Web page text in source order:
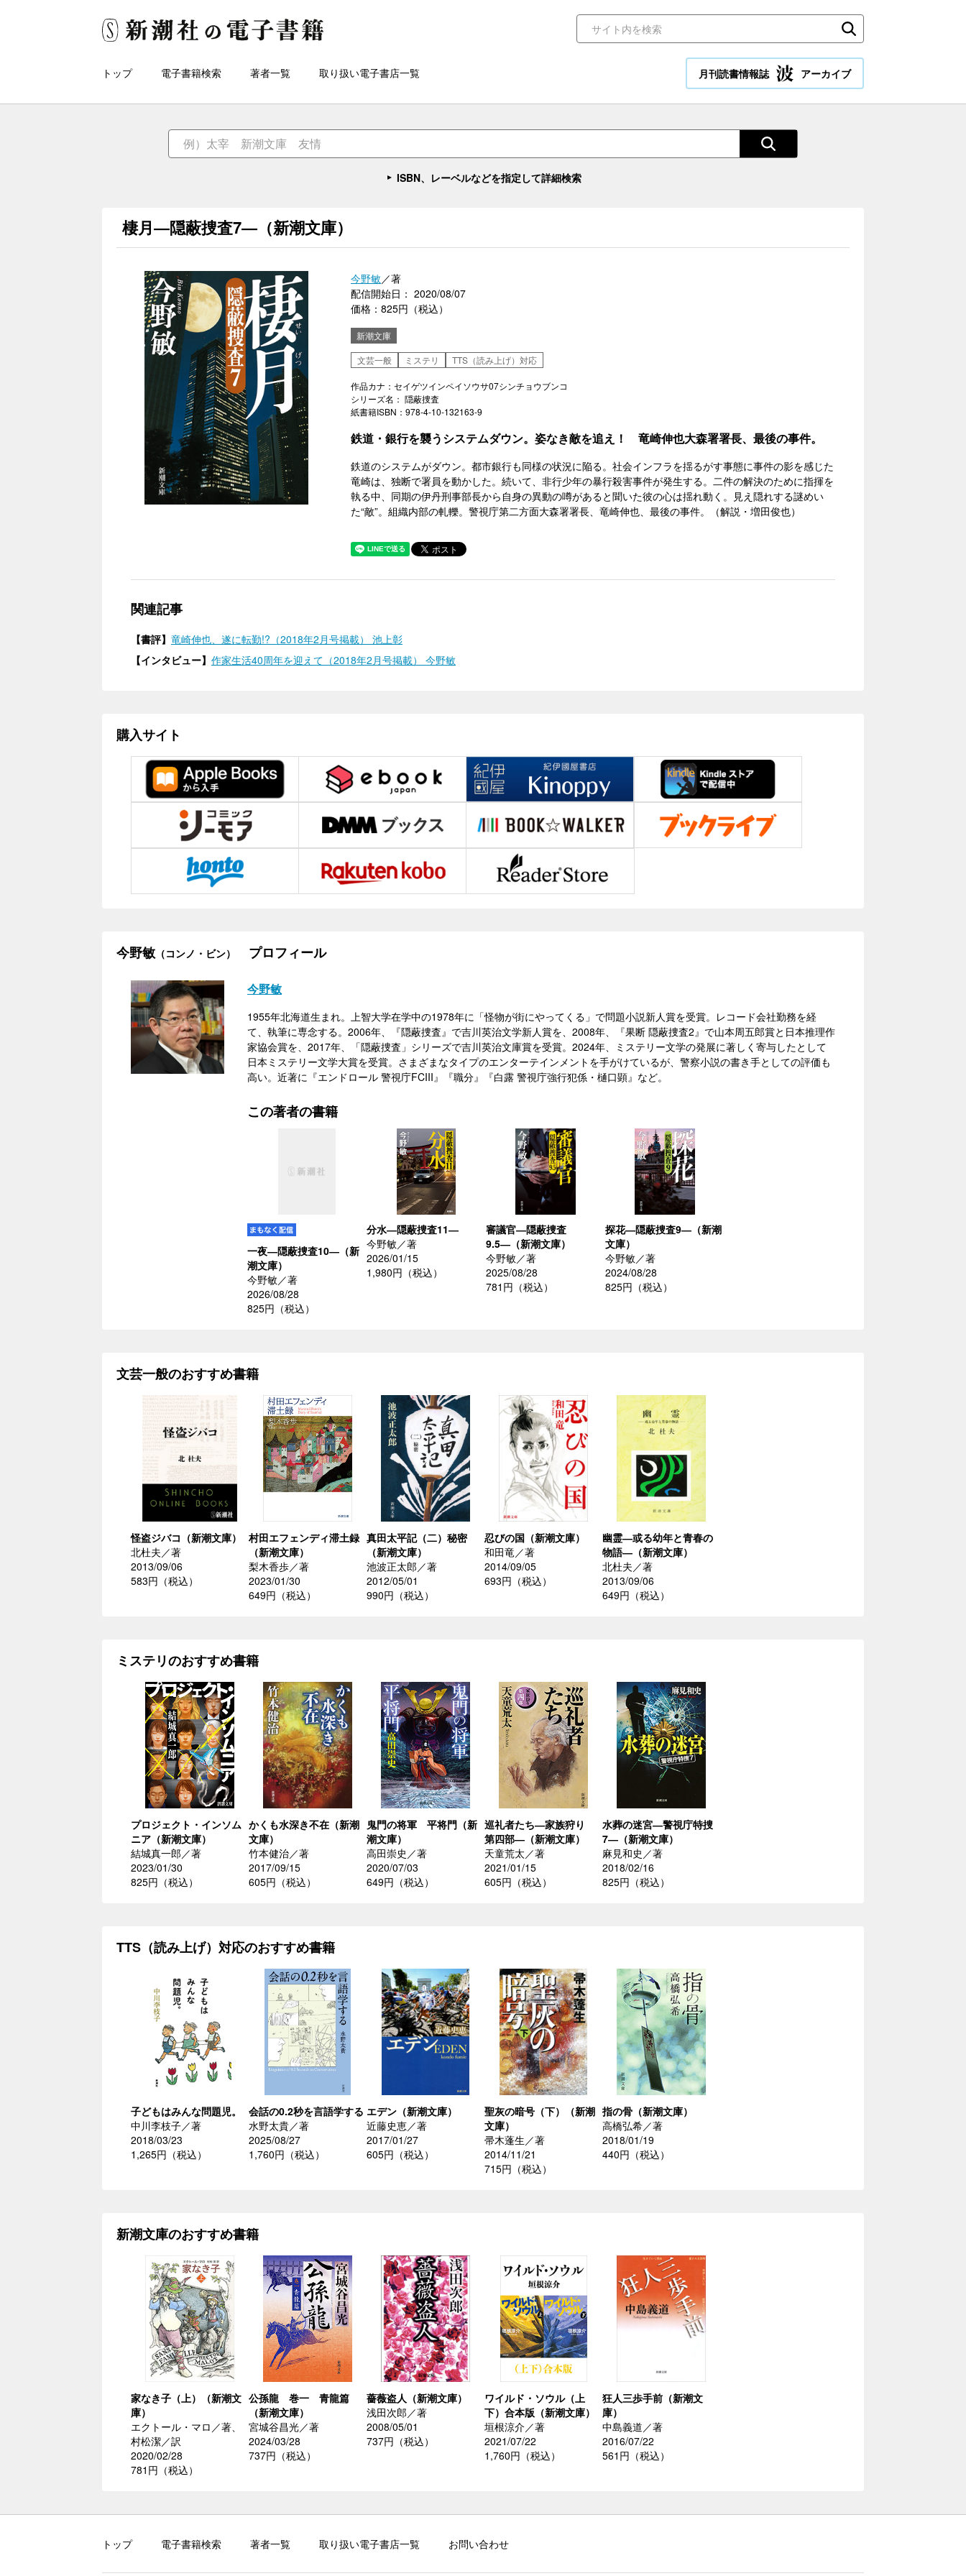
トップ 電子書籍検索 著者一覧 取り扱い電子書店一覧 月刊読書情報誌 アーカイブ
ISBN、レーベルなどを指定して詳細検索
棲月―隠蔽捜査7―（新潮文庫）
今野敏／著
配信開始日： 2020/08/07
価格：825円（税込）
新潮文庫
文芸一般
ミステリ TTS（読み上げ）対応
作品カナ：セイゲツインペイソウサ07シンチョウブンコ
シリーズ名： 隠蔽捜査
紙書籍ISBN：978-4-10-132163-9
鉄道・銀行を襲うシステムダウン。姿なき敵を追え！ 竜崎伸也大森署署長、最後の事件。
鉄道のシステムがダウン。都市銀行も同様の状況に陥る。社会インフラを揺るがす事態に事件の影を感じた
竜崎は、独断で署員を動かした。続いて、非行少年の暴行殺害事件が発生する。二件の解決のために指揮を
執る中、同期の伊丹刑事部長から自身の異動の噂があると聞いた彼の心は揺れ動く。見え隠れする謎めい
た“敵”。組織内部の軋轢。警視庁第二方面大森署署長、竜崎伸也、最後の事件。（解説・増田俊也）
関連記事
【書評】 竜崎伸也、遂に転勤!?（2018年2月号掲載） 池上彰
【インタビュー】 作家生活40周年を迎えて（2018年2月号掲載） 今野敏
購入サイト
今野敏 （コンノ・ビン） プロフィール
今野敏
1955年北海道生まれ。上智大学在学中の1978年に「怪物が街にやってくる」で問題小説新人賞を受賞。レコード会社勤務を経
て、執筆に専念する。2006年、『隠蔽捜査』で吉川英治文学新人賞を、2008年、『果断 隠蔽捜査2』で山本周五郎賞と日本推理作
家協会賞を、2017年、「隠蔽捜査」シリーズで吉川英治文庫賞を受賞。2024年、ミステリー文学の発展に著しく寄与したとして
日本ミステリー文学大賞を受賞。さまざまなタイプのエンターテインメントを手がけているが、警察小説の書き手としての評価も
高い。近著に『エンドロール 警視庁FCIII』『職分』『白露 警視庁強行犯係・樋口顕』など。
この著者の書籍
一夜―隠蔽捜査10―（新
潮文庫）
今野敏／著
2026/08/28
825円（税込）
分水―隠蔽捜査11―
今野敏／著
2026/01/15
1,980円（税込）
審議官―隠蔽捜査
9.5―（新潮文庫）
今野敏／著
2025/08/28
781円（税込）
探花―隠蔽捜査9―（新潮
文庫）
今野敏／著
2024/08/28
825円（税込）
文芸一般のおすすめ書籍
怪盗ジバコ（新潮文庫）
北杜夫／著
2013/09/06
583円（税込）
村田エフェンディ滞土録
（新潮文庫）
梨木香歩／著
2023/01/30
649円（税込）
真田太平記（二）秘密
（新潮文庫）
池波正太郎／著
2012/05/01
990円（税込）
忍びの国（新潮文庫）
和田竜／著
2014/09/05
693円（税込）
幽霊―或る幼年と青春の
物語―（新潮文庫）
北杜夫／著
2013/09/06
649円（税込）
ミステリのおすすめ書籍
プロジェクト・インソム
ニア（新潮文庫）
結城真一郎／著
2023/01/30
825円（税込）
かくも水深き不在（新潮
文庫）
竹本健治／著
2017/09/15
605円（税込）
鬼門の将軍 平将門（新
潮文庫）
高田崇史／著
2020/07/03
649円（税込）
巡礼者たち―家族狩り
第四部―（新潮文庫）
天童荒太／著
2021/01/15
605円（税込）
水葬の迷宮―警視庁特捜
7―（新潮文庫）
麻見和史／著
2018/02/16
825円（税込）
TTS（読み上げ）対応のおすすめ書籍
子どもはみんな問題児。
中川李枝子／著
2018/03/23
1,265円（税込）
会話の0.2秒を言語学する
水野太貴／著
2025/08/27
1,760円（税込）
エデン（新潮文庫）
近藤史恵／著
2017/01/27
605円（税込）
聖灰の暗号（下）（新潮
文庫）
帚木蓬生／著
2014/11/21
715円（税込）
指の骨（新潮文庫）
高橋弘希／著
2018/01/19
440円（税込）
新潮文庫のおすすめ書籍
家なき子（上）（新潮文
庫）
エクトール・マロ／著、
村松潔／訳
2020/02/28
781円（税込）
公孫龍 巻一 青龍篇
（新潮文庫）
宮城谷昌光／著
2024/03/28
737円（税込）
薔薇盗人（新潮文庫）
浅田次郎／著
2008/05/01
737円（税込）
ワイルド・ソウル（上
下）合本版（新潮文庫）
垣根涼介／著
2021/07/22
1,760円（税込）
狂人三歩手前（新潮文
庫）
中島義道／著
2016/07/22
561円（税込）
トップ 電子書籍検索 著者一覧 取り扱い電子書店一覧 お問い合わせ